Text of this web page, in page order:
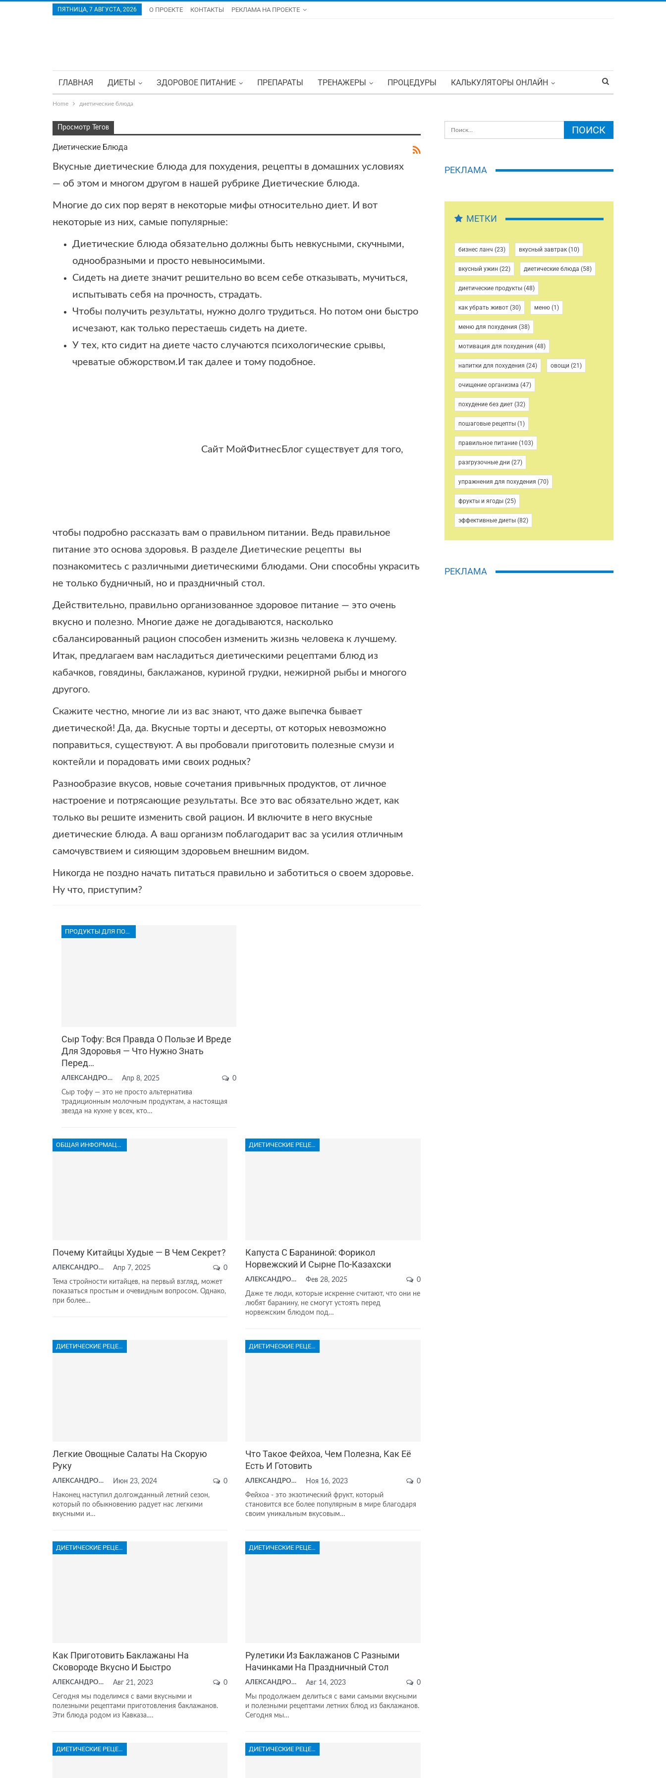
ПЯТНИЦА, 7 АВГУСТА, 2026 О ПРОЕКТЕ КОНТАКТЫ РЕКЛАМА НА ПРОЕКТЕ
ГЛАВНАЯ ДИЕТЫ ЗДОРОВОЕ ПИТАНИЕ ПРЕПАРАТЫ ТРЕНАЖЕРЫ ПРОЦЕДУРЫ КАЛЬКУЛЯТОРЫ ОНЛАЙН
Home диетические блюда
Просмотр Тегов
Диетические Блюда
Вкусные диетические блюда для похудения, рецепты в домашних условиях
— об этом и многом другом в нашей рубрике Диетические блюда.
Многие до сих пор верят в некоторые мифы относительно диет. И вот
некоторые из них, самые популярные:
Диетические блюда обязательно должны быть невкусными, скучными,
однообразными и просто невыносимыми.
Сидеть на диете значит решительно во всем себе отказывать, мучиться,
испытывать себя на прочность, страдать.
Чтобы получить результаты, нужно долго трудиться. Но потом они быстро
исчезают, как только перестаешь сидеть на диете.
У тех, кто сидит на диете часто случаются психологические срывы,
чреватые обжорством.И так далее и тому подобное.
Сайт МойФитнесБлог существует для того,
чтобы подробно рассказать вам о правильном питании. Ведь правильное
питание это основа здоровья. В разделе Диетические рецепты вы
познакомитесь с различными диетическими блюдами. Они способны украсить
не только будничный, но и праздничный стол.
Действительно, правильно организованное здоровое питание — это очень
вкусно и полезно. Многие даже не догадываются, насколько
сбалансированный рацион способен изменить жизнь человека к лучшему.
Итак, предлагаем вам насладиться диетическими рецептами блюд из
кабачков, говядины, баклажанов, куриной грудки, нежирной рыбы и многого
другого.
Скажите честно, многие ли из вас знают, что даже выпечка бывает
диетической! Да, да. Вкусные торты и десерты, от которых невозможно
поправиться, существуют. А вы пробовали приготовить полезные смузи и
коктейли и порадовать ими своих родных?
Разнообразие вкусов, новые сочетания привычных продуктов, от личное
настроение и потрясающие результаты. Все это вас обязательно ждет, как
только вы решите изменить свой рацион. И включите в него вкусные
диетические блюда. А ваш организм поблагодарит вас за усилия отличным
самочувствием и сияющим здоровьем внешним видом.
Никогда не поздно начать питаться правильно и заботиться о своем здоровье.
Ну что, приступим?
ПРОДУКТЫ ДЛЯ ПОХУДЕНИЯ
Сыр Тофу: Вся Правда О Пользе И Вреде
Для Здоровья — Что Нужно Знать
Перед…
АЛЕКСАНДРОВА АНАСТАСИЯ Апр 8, 2025
0
Сыр тофу — это не просто альтернатива
традиционным молочным продуктам, а настоящая
звезда на кухне у всех, кто…
ОБЩАЯ ИНФОРМАЦИЯ
Почему Китайцы Худые — В Чем Секрет?
АЛЕКСАНДРОВА АНАСТАСИЯ Апр 7, 2025
0
Тема стройности китайцев, на первый взгляд, может
показаться простым и очевидным вопросом. Однако,
при более…
ДИЕТИЧЕСКИЕ РЕЦЕПТЫ
Капуста С Бараниной: Форикол
Норвежский И Сырне По-Казахски
АЛЕКСАНДРОВА АНАСТАСИЯ Фев 28, 2025
0
Даже те люди, которые искренне считают, что они не
любят баранину, не смогут устоять перед
норвежским блюдом под…
ДИЕТИЧЕСКИЕ РЕЦЕПТЫ
Легкие Овощные Салаты На Скорую
Руку
АЛЕКСАНДРОВА АНАСТАСИЯ Июн 23, 2024
0
Наконец наступил долгожданный летний сезон,
который по обыкновению радует нас легкими
вкусными и…
ДИЕТИЧЕСКИЕ РЕЦЕПТЫ
Что Такое Фейхоа, Чем Полезна, Как Её
Есть И Готовить
АЛЕКСАНДРОВА АНАСТАСИЯ Ноя 16, 2023
0
Фейхоа - это экзотический фрукт, который
становится все более популярным в мире благодаря
своим уникальным вкусовым…
ДИЕТИЧЕСКИЕ РЕЦЕПТЫ
Как Приготовить Баклажаны На
Сковороде Вкусно И Быстро
АЛЕКСАНДРОВА АНАСТАСИЯ Авг 21, 2023
0
Сегодня мы поделимся с вами вкусными и
полезными рецептами приготовления баклажанов.
Эти блюда родом из Кавказа.…
ДИЕТИЧЕСКИЕ РЕЦЕПТЫ
Рулетики Из Баклажанов С Разными
Начинками На Праздничный Стол
АЛЕКСАНДРОВА АНАСТАСИЯ Авг 14, 2023
0
Мы продолжаем делиться с вами самыми вкусными
и полезными рецептами летних блюд из баклажанов.
Сегодня мы…
ДИЕТИЧЕСКИЕ РЕЦЕПТЫ ДИЕТИЧЕСКИЕ РЕЦЕПТЫ
РЕКЛАМА
МЕТКИ
бизнес ланч (23) вкусный завтрак(10)
вкусный ужин (22) диетические блюда (58)
диетические продукты(48)
как убрать живот(30) меню(1)
меню для похудения (38)
мотивация для похудения (48)
напитки для похудения (24) овощи (21)
очищение организма (47)
похудение без диет(32)
пошаговые рецепты(1)
правильное питание(103)
разгрузочные дни (27)
упражнения для похудения (70)
фрукты и ягоды(25)
эффективные диеты(82)
РЕКЛАМА